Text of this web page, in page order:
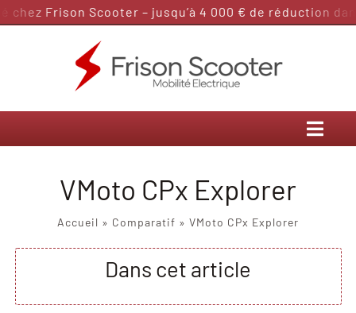
PasserFrison Scooter – jusqu’à 4 000 € de réduction dans
VMoto CPx Explorer
Accueil » Comparatif » VMoto CPx Explorer
Dans cet article